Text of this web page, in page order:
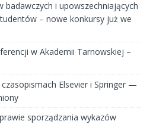
i upowszechniających
– nowe konkursy już we
w Akademii Tarnowskiej –
Elsevier i Springer —
sporządzania wykazów